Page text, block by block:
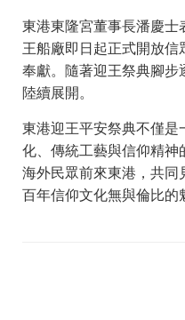
東港東隆宮董事長潘慶士
王船廠即日起正式開放
奉獻。隨著迎王祭典腳
陸續展開。
東港迎王平安祭典不僅是
化、傳統工藝與信仰精神
海外民眾前來東港，共同
百年信仰文化無與倫比的